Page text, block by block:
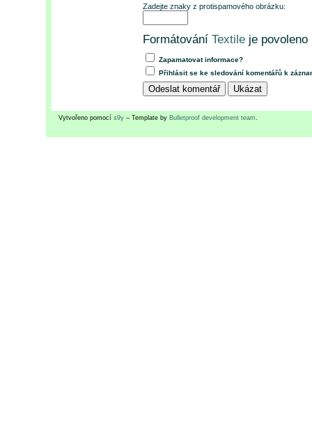
Zadejte znaky z protispamového obrázku:
FormátováníTextile je povoleno
Zapamatovat informace?
Přihlásit se ke sledování komentářů k
Vytvořeno pomocí s9y– Template by Bulletproof development team